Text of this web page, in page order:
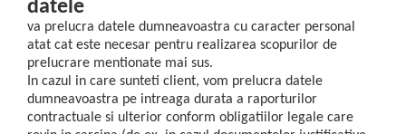
datele
va prelucra datele dumneavoastra cu caracter personal
atat cat este necesar pentru realizarea scopurilor de
prelucrare mentionate mai sus.
In cazul in care sunteti client, vom prelucra datele
dumneavoastra pe intreaga durata a raporturilor
contractuale si ulterior conform obligatiilor legale care